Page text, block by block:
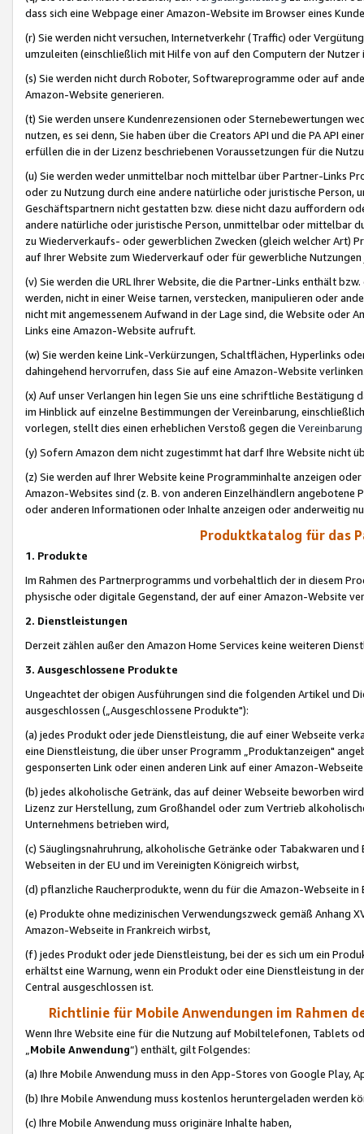
dass sich eine Webpage einer Amazon-Website im Browser eines
(r) Sie werden nicht versuchen, Internetverkehr (Traffic) oder
umzuleiten (einschließlich mit Hilfe von auf den Computern der
(s) Sie werden nicht durch Roboter, Softwareprogramme oder auf
Amazon-Website generieren.
(t) Sie werden unsere Kundenrezensionen oder Sternebewertungen
nutzen, es sei denn, Sie haben über die Creators API und die PA API
erfüllen die in der Lizenz beschriebenen Voraussetzungen für die
(u) Sie werden weder unmittelbar noch mittelbar über Partner-Links
oder zu Nutzung durch eine andere natürliche oder juristische
Geschäftspartnern nicht gestatten bzw. diese nicht dazu auffordern
andere natürliche oder juristische Person, unmittelbar oder mittelbar
zu Wiederverkaufs- oder gewerblichen Zwecken (gleich welcher Art)
auf Ihrer Website zum Wiederverkauf oder für gewerbliche
(v) Sie werden die URL Ihrer Website, die die Partner-Links enthält
werden, nicht in einer Weise tarnen, verstecken, manipulieren oder
nicht mit angemessenem Aufwand in der Lage sind, die Website oder
Links eine Amazon-Website aufruft.
(w) Sie werden keine Link-Verkürzungen, Schaltflächen, Hyperlinks
dahingehend hervorrufen, dass Sie auf eine Amazon-Website
(x) Auf unser Verlangen hin legen Sie uns eine schriftliche
im Hinblick auf einzelne Bestimmungen der Vereinbarung,
vorlegen, stellt dies einen erheblichen Verstoß gegen die Vereinbarung
(y) Sofern Amazon dem nicht zugestimmt hat darf Ihre Website nicht
(z) Sie werden auf Ihrer Website keine Programminhalte anzeigen
Amazon-Websites sind (z. B. von anderen Einzelhändlern
oder anderen Informationen oder Inhalte anzeigen oder anderweitig
Produktkatalog für das
1. Produkte
Im Rahmen des Partnerprogramms und vorbehaltlich der in diesem
physische oder digitale Gegenstand, der auf einer Amazon-Website
2. Dienstleistungen
Derzeit zählen außer den Amazon Home Services keine weiteren
3. Ausgeschlossene Produkte
Ungeachtet der obigen Ausführungen sind die folgenden Artikel und
ausgeschlossen („Ausgeschlossene Produkte"):
(a) jedes Produkt oder jede Dienstleistung, die auf einer Webseite
eine Dienstleistung, die über unser Programm „Produktanzeigen"
gesponserten Link oder einen anderen Link auf einer Amazon-
(b) jedes alkoholische Getränk, das auf deiner Webseite beworben
Lizenz zur Herstellung, zum Großhandel oder zum Vertrieb
Unternehmens betrieben wird,
(c) Säuglingsnahruhrung, alkoholische Getränke oder Tabakwaren
Webseiten in der EU und im Vereinigten Königreich wirbst,
(d) pflanzliche Raucherprodukte, wenn du für die Amazon-Webseite in
(e) Produkte ohne medizinischen Verwendungszweck gemäß Anhang
Amazon-Webseite in Frankreich wirbst,
(f) jedes Produkt oder jede Dienstleistung, bei der es sich um ein
erhältst eine Warnung, wenn ein Produkt oder eine Dienstleistung in
Central ausgeschlossen ist.
Richtlinie für Mobile Anwendungen im Rahmen
Wenn Ihre Website eine für die Nutzung auf Mobiltelefonen, Tablets
„Mobile Anwendung“) enthält, gilt Folgendes:
(a) Ihre Mobile Anwendung muss in den App-Stores von Google Play,
(b) Ihre Mobile Anwendung muss kostenlos heruntergeladen werden
(c) Ihre Mobile Anwendung muss originäre Inhalte haben,